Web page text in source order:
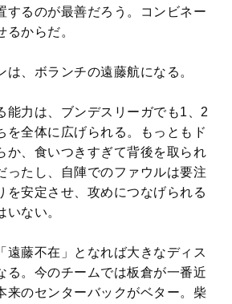
するのが最善だろう。コンビネー
るからだ。
は、ボランチの遠藤航になる。
能力は、ブンデスリーガでも1、2
を全体に広げられる。もっともド
か、食いつきすぎて背後を取られ
ったし、自陣でのファウルは要注
を安定させ、攻めにつなげられる
いない。
遠藤不在」となれば大きなディス
る。今のチームでは板倉が一番近
来のセンターバックがベター。柴